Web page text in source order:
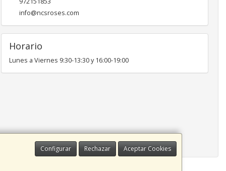
Configurar Rechazar Aceptar Cookies
info@ncsroses.com
Horario
Lunes a Viernes 9:30-13:30 y 16:00-19:00